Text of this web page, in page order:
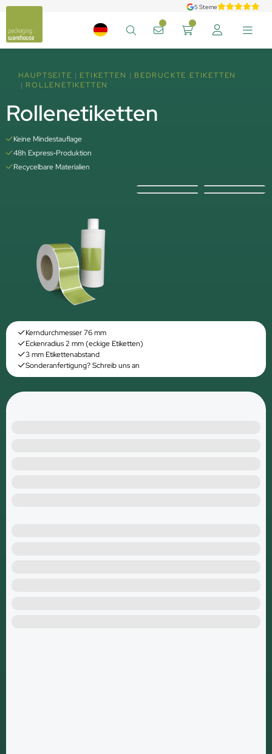
5 Sterne
HAUPTSEITE ETIKETTEN
BEDRUCKTE ETIKETTEN
ROLLENETIKETTEN
Rollenetiketten
Keine Mindestauflage
48h Express-Produktion
Recycelbare Materialien
Kerndurchmesser 76 mm
Eckenradius 2 mm (eckige Etiketten)
3 mm Etikettenabstand
Sonderanfertigung? Schreib uns an